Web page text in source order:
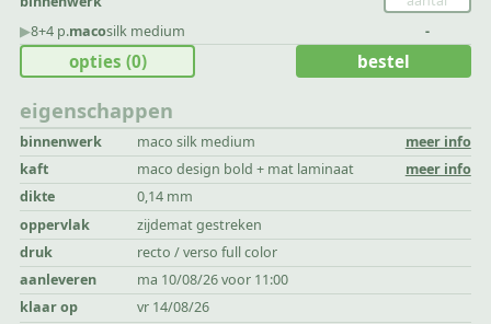
▶︎8+4 p.macosilk medium -
eigenschappen
binnenwerk maco silk medium
meer info
kaft
maco design bold + mat laminaat
meer info
dikte
0,14 mm
oppervlak
zijdemat gestreken
druk
recto / verso full color
aanleveren
ma 10/08/26 voor 11:00
klaar op
vr 14/08/26
opties (0) bestel